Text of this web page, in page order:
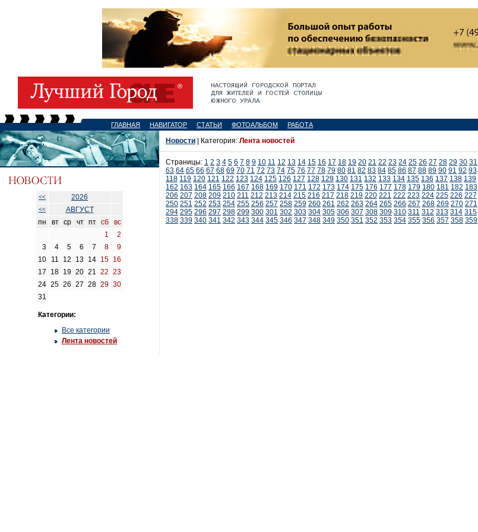
ГЛАВНАЯ НАВИГАТОР СТАТЬИ ФОТОАЛЬБОМ РАБОТА
<< 2026
<<
АВГУСТ
пн
вт ср чт пт сб
вс
1
2
3
4 5 6 7 8
9
10
11 12 13 14 15 16
17
18 19 20 21 22 23
24 25 26 27 28 29 30
31
Категории:
Все категории
Лента новостей
Новости | Категория: Лента новостей
Страницы: 1 2 3 4 5 6 7 8 9 10 11 12 13 14 15 16 17 18 19 20 21 22 23 24 25 26 27 28 29 30 31
63 64 65 66 67 68 69 70 71 72 73 74 75 76 77 78 79 80 81 82 83 84 85 86 87 88 89 90 91 92 93
118 119 120 121 122 123 124 125 126 127 128 129 130 131 132 133 134 135 136 137 138 139
162 163 164 165 166 167 168 169 170 171 172 173 174 175 176 177 178 179 180 181 182 183
206 207 208 209 210 211 212 213 214 215 216 217 218 219 220 221 222 223 224 225 226 227
250 251 252 253 254 255 256 257 258 259 260 261 262 263 264 265 266 267 268 269 270 271
294 295 296 297 298 299 300 301 302 303 304 305 306 307 308 309 310 311 312 313 314 315
338 339 340 341 342 343 344 345 346 347 348 349 350 351 352 353 354 355 356 357 358 359